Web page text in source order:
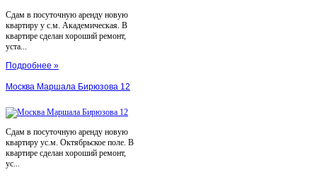
Сдам в посуточную аренду новую
квартиру у с.м. Академическая. В
квартире сделан хороший ремонт,
уста...
Подробнее »
Москва Маршала Бирюзова 12
Сдам в посуточную аренду новую
квартиру ус.м. Октябрьское поле. В
квартире сделан хороший ремонт,
ус...